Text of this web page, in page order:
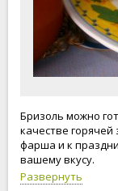
Бризоль можно
качестве горячей
фарша и к
вашему вкусу.
Развернуть